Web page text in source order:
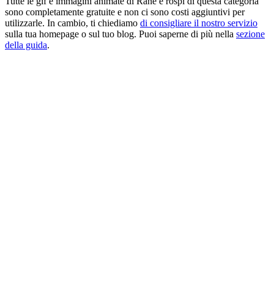
sono completamente gratuite e non ci sono costi aggiuntivi per
utilizzarle. In cambio, ti chiediamo di consigliare il nostro servizio
sulla tua homepage o sul tuo blog. Puoi saperne di più nella sezione
della guida.